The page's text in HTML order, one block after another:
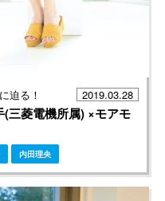
迫る！ 2019.03.28
三菱電機所属) ×モアモ
内田理央